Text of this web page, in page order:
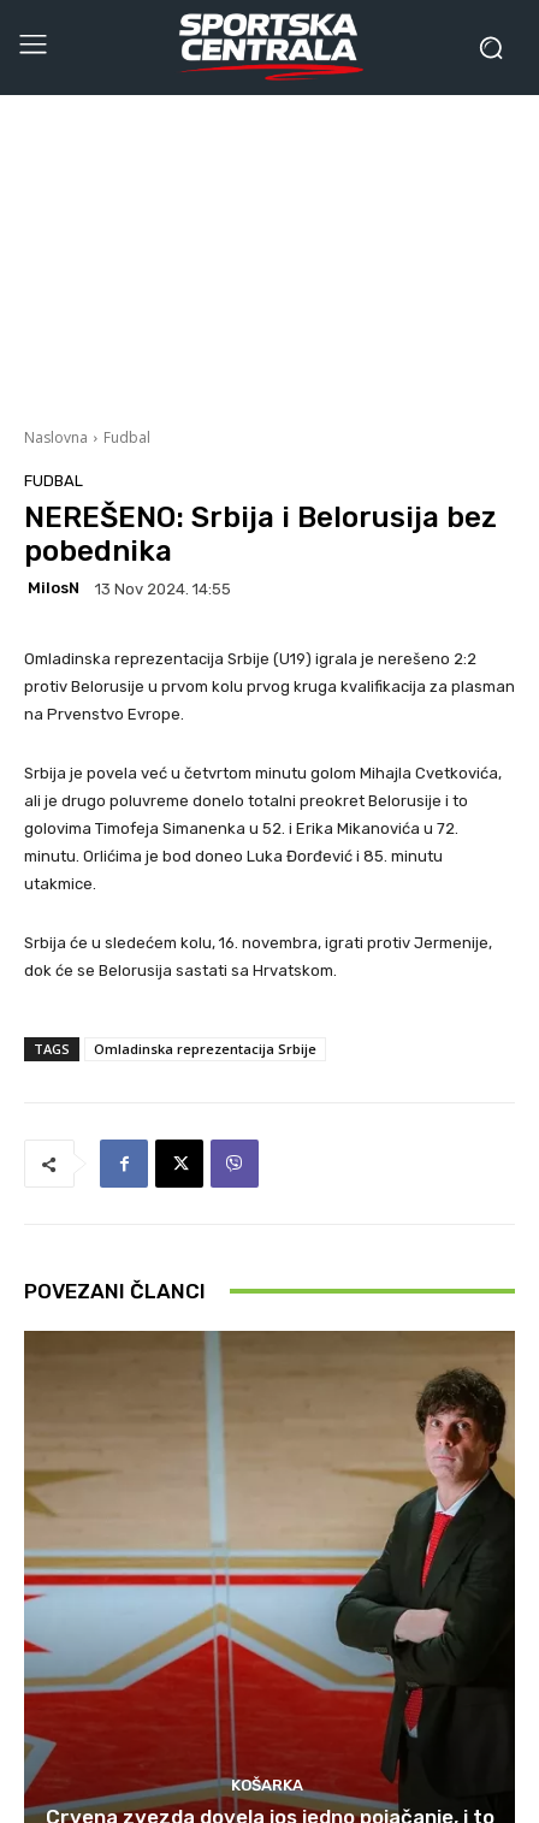
Naslovna Fudbal
FUDBAL
NEREŠENO: Srbija i Belorusija bez
pobednika
MilosN 13 Nov 2024. 14:55
Omladinska reprezentacija Srbije (U19) igrala je nerešeno 2:2
protiv Belorusije u prvom kolu prvog kruga kvalifikacija za plasman
na Prvenstvo Evrope.
Srbija je povela već u četvrtom minutu golom Mihajla Cvetkovića,
ali je drugo poluvreme donelo totalni preokret Belorusije i to
golovima Timofeja Simanenka u 52. i Erika Mikanovića u 72.
minutu. Orlićima je bod doneo Luka Đorđević i 85. minutu
utakmice.
Srbija će u sledećem kolu, 16. novembra, igrati protiv Jermenije,
dok će se Belorusija sastati sa Hrvatskom.
TAGS Omladinska reprezentacija Srbije
POVEZANI ČLANCI
KOŠARKA
Crvena zvezda dovela jos jedno pojačanje, i to